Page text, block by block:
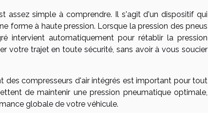
assez simple à comprendre. Il s'agit d'un dispositif qui
forme à haute pression. Lorsque la pression des pneus
intervient automatiquement pour rétablir la pression
votre trajet en toute sécurité, sans avoir à vous soucier
des compresseurs d'air intégrés est important pour tout
de maintenir une pression pneumatique optimale,
globale de votre véhicule.